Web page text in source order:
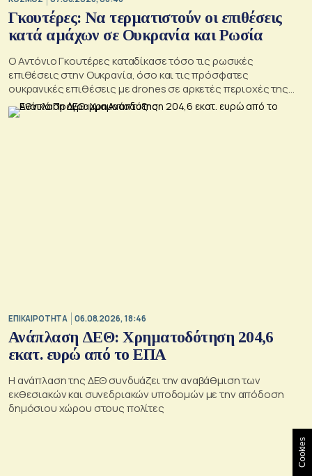
Γκουτέρες: Να τερματιστούν οι επιθέσεις
κατά αμάχων σε Ουκρανία και Ρωσία
Ο Αντόνιο Γκουτέρες καταδίκασε τόσο τις ρωσικές
επιθέσεις στην Ουκρανία, όσο και τις πρόσφατες
ουκρανικές επιθέσεις με drones σε αρκετές περιοχές της
Ρωσίας, οι οποίες προκάλεσαν απώλειες μεταξύ αμάχων και
ζημιές σε μη στρατιωτικές υποδομές.
ΕΠΙΚΑΙΡΟΤΗΤΑ 06.08.2026, 18:46
Ανάπλαση ΔΕΘ: Χρηματοδότηση 204,6
εκατ. ευρώ από το ΕΠΑ
Η ανάπλαση της ΔΕΘ συνδυάζει την αναβάθμιση των
εκθεσιακών και συνεδριακών υποδομών με την απόδοση
δημόσιου χώρου στους πολίτες
Cookies